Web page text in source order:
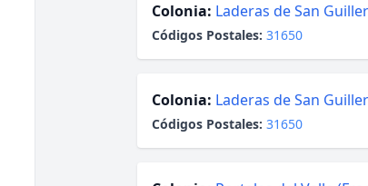
Colonia: Laderas de San
Códigos Postales: 31650
Colonia: Laderas de San
Códigos Postales: 31650